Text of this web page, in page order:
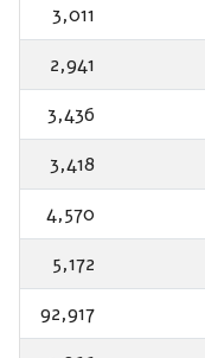
3,011
2,941
3,436
3,418
4,570
5,172
92,917